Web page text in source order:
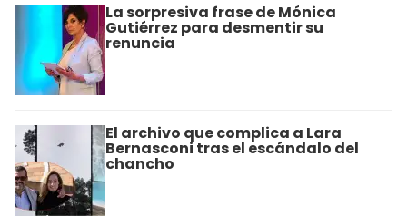
La sorpresiva frase de Mónica
Gutiérrez para desmentir su
renuncia
El archivo que complica a Lara
Bernasconi tras el escándalo del
chancho